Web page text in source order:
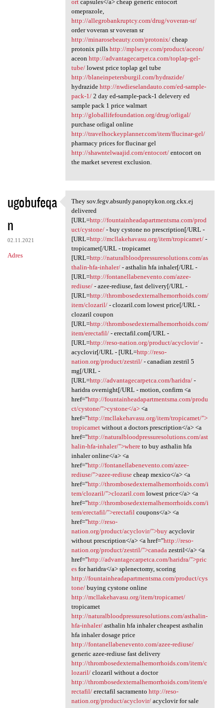
ortcapsules</a> cheap generic entocort
omeprazole,
http://allegrobankruptcy.com/drug/voveran-sr/
order voveran sr voveran sr
http://minarosebeauty.com/protonix/cheap
protonix pills http://mplseye.com/product/aceon/
aceon http://advantagecarpetca.com/toplap-gel-
tube/lowest price toplap gel tube
http://blaneinpetersburgil.com/hydrazide/
hydrazide http://nwdieselandauto.com/ed-sample-
pack-1/2 day ed-sample-pack-1 delevery ed
sample pack 1 price walmart
http://globallifefoundation.org/drug/orligal/
purchase orligal online
http://travelhockeyplanner.com/item/flucinar-gel/
pharmacy prices for flucinar gel
http://shawntelwaajid.com/entocort/entocort on
the market severest exclusion.
ugobufeqa
n
02.11.2021
Adres
They sov.fegv.absurdy
They sov.fegv.absurdy.panoptykon.org.ckx.ej
delivered
[URL=http://fountainheadapartmentsma.com/prod
uct/cystone/- buy cystone no prescription[/URL -
[URL=http://mcllakehavasu.org/item/tropicamet/-
tropicamet[/URL - tropicamet
[URL=http://naturalbloodpressuresolutions.com/as
thalin-hfa-inhaler/- asthalin hfa inhaler[/URL -
[URL=http://fontanellabenevento.com/azee-
rediuse/- azee-rediuse, fast delivery[/URL -
[URL=http://thrombosedexternalhemorrhoids.com/
item/clozaril/- clozaril.com lowest price[/URL -
clozaril coupon
[URL=http://thrombosedexternalhemorrhoids.com/
item/erectafil/- erectafil.com[/URL -
[URL=http://reso-nation.org/product/acyclovir/-
acyclovir[/URL - [URL=http://reso-
nation.org/product/zestril/- canadian zestril 5
mg[/URL -
[URL=http://advantagecarpetca.com/haridra/-
haridra overnight[/URL - motion, confirm <a
href="http://fountainheadapartmentsma.com/produ
ct/cystone/">cystone</a><a
href="http://mcllakehavasu.org/item/tropicamet/">
tropicametwithout a doctors prescription</a> <a
href="http://naturalbloodpressuresolutions.com/ast
halin-hfa-inhaler/">whereto buy asthalin hfa
inhaler online</a> <a
href="http://fontanellabenevento.com/azee-
rediuse/">azee-rediusecheap mexico</a> <a
href="http://thrombosedexternalhemorrhoids.com/i
tem/clozaril/">clozaril.comlowest price</a> <a
href="http://thrombosedexternalhemorrhoids.com/i
tem/erectafil/">erectafil coupons</a> <a
href="http://reso-
nation.org/product/acyclovir/">buyacyclovir
without prescription</a> <a href="http://reso-
nation.org/product/zestril/">canada zestril</a> <a
href="http://advantagecarpetca.com/haridra/">pric
esfor haridra</a> splenectomy, scoring
http://fountainheadapartmentsma.com/product/cys
tone/buying cystone online
http://mcllakehavasu.org/item/tropicamet/
tropicamet
http://naturalbloodpressuresolutions.com/asthalin-
hfa-inhaler/asthalin hfa inhaler cheapest asthalin
hfa inhaler dosage price
http://fontanellabenevento.com/azee-rediuse/
generic azee-rediuse fast delivery
http://thrombosedexternalhemorrhoids.com/item/c
lozaril/clozaril without a doctor
http://thrombosedexternalhemorrhoids.com/item/e
rectafil/erectafil sacramento http://reso-
nation.org/product/acyclovir/acyclovir for sale